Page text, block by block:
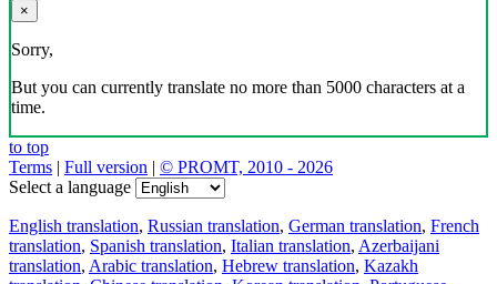
×
Sorry,
But you can currently translate no more than 5000 characters at a
time.
to top
Terms | Full version | © PROMT, 2010 - 2026
Select a language
English translation, Russian translation, German translation, French
translation, Spanish translation, Italian translation, Azerbaijani
translation, Arabic translation, Hebrew translation, Kazakh